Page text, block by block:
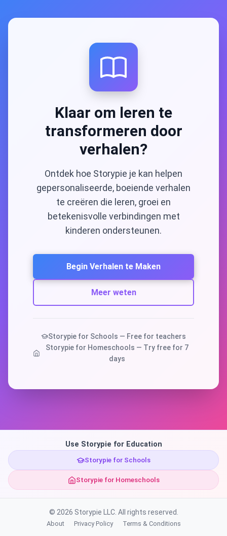
Klaar om leren te
transformeren door
verhalen?
Ontdek hoe Storypie je kan helpen
gepersonaliseerde, boeiende verhalen
te creëren die leren, groei en
betekenisvolle verbindingen met
kinderen ondersteunen.
Begin Verhalen te Maken
Meer weten
Storypie for Schools — Free for teachers
Storypie for Homeschools — Try free for 7
days
Use Storypie for Education
Storypie for Schools
Storypie for Homeschools
© 2026 Storypie LLC. All rights reserved.
About Privacy Policy Terms & Conditions